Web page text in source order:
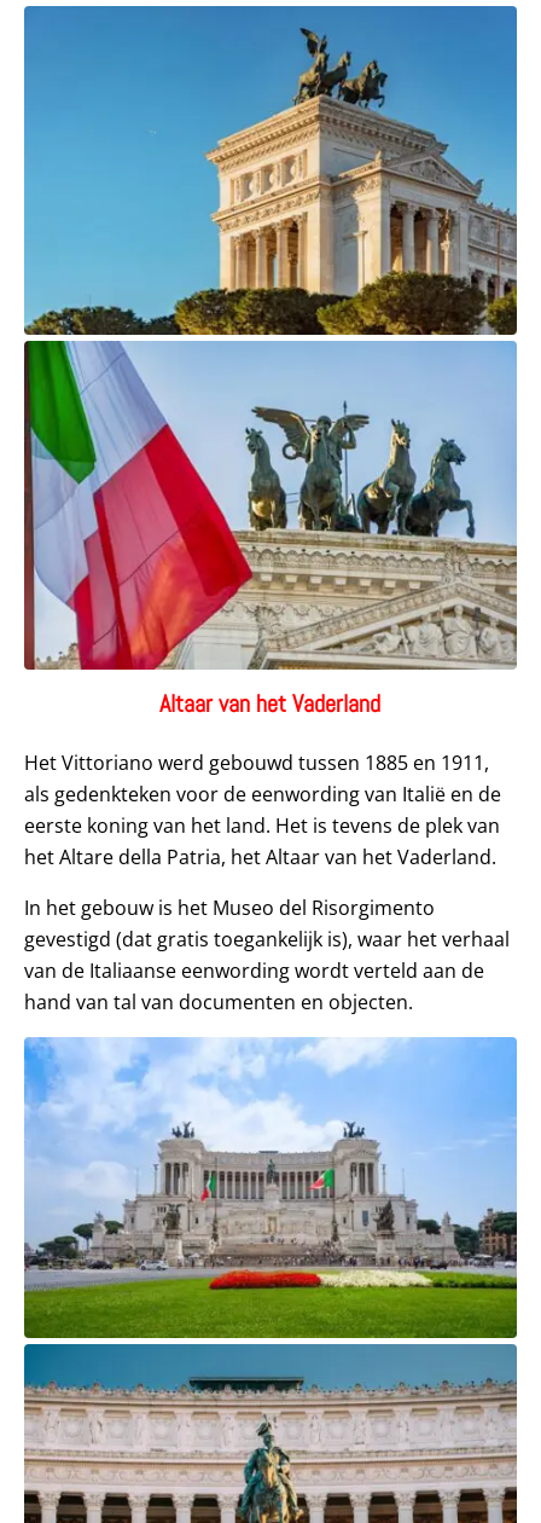
Altaar van het Vaderland
Het Vittoriano werd gebouwd tussen 1885 en 1911,
als gedenkteken voor de eenwording van Italië en de
eerste koning van het land. Het is tevens de plek van
het Altare della Patria, het Altaar van het Vaderland.
In het gebouw is het Museo del Risorgimento
gevestigd (dat gratis toegankelijk is), waar het verhaal
van de Italiaanse eenwording wordt verteld aan de
hand van tal van documenten en objecten.